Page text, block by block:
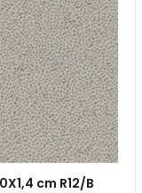
cm R12/B